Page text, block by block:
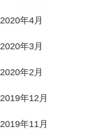
2020年4月
2020年3月
2020年2月
2019年12月
2019年11月